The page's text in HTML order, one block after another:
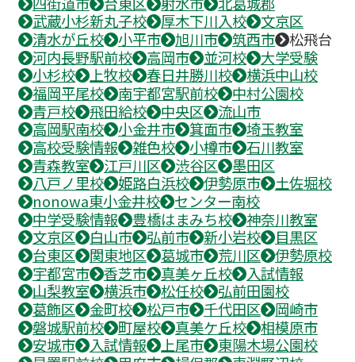
武蔵小杉新丸子校
厚木下川入校
文京区
清水が丘校
小平市 旭川市 筑西市
松飛台
河内長野駅前校
高岡市 並河校
大学受験
小杉校
上牧校 春日井勝川校
横浜中山校
福岡平尾校
南宇都宮駅前校
中村公園校
青戸校
飛田給校 中央区
流山市
高岡駅南校
小金井市 箕面市
埼玉教室
高校受験情報
雑色校 小樽市
石川教室
青森教室
江戸川区 渋谷区
墨田区
八戸ノ里校
姫路白浜校 伊勢原市
土佐堀校
nonowa東小金井校
センター南校
中学受験情報
豊橋はまみち校
神奈川教室
文京区
白山市 弘前市 新小岩校
目黒区
台東区
関東地区 葛城市 荒川区
伊勢原校
宇都宮市
香芝市 真美ヶ丘校
入試情報
山梨教室
横浜市 松任校
弘前田園校
葛飾区
金町校 松戸市 千代田区
岡崎市
磐城駅前校
町屋校 真美ケ丘校
相模原市
安城市
入試情報 上尾市
東陽木場公園校